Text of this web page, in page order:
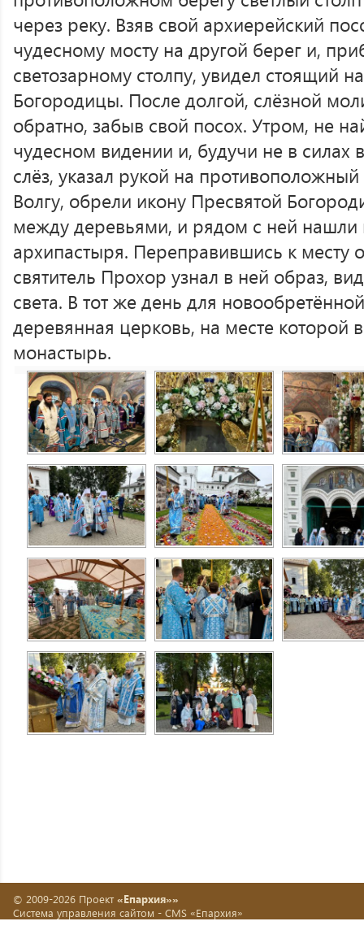
через реку. Взяв свой архиерейский
чудесному мосту на другой берег и,
светозарному столпу, увидел стоящий
Богородицы. После долгой, слёзной
обратно, забыв свой посох. Утром, не
чудесном видении и, будучи не в силах
слёз, указал рукой на
Волгу, обрели икону Пресвятой
между деревьями, и рядом с ней нашли
архипастыря. Переправившись к месту
святитель Прохор узнал в ней образ,
света. В тот же день для
деревянная церковь, на месте которой
монастырь.
© 2009-2026 Проект «Епархия»»
Система управления сайтом - CMS «Епархия»